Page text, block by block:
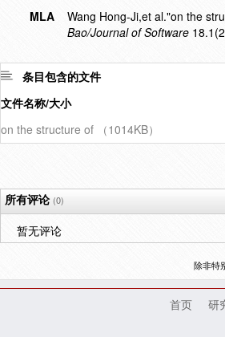
MLA
Wang Hong-Ji,et al."on the
Bao/Journal of Software
条目包含的文件
文件名称/大小
on the structure of （1014KB）
所有评论(0)
暂无评论
除非特
首页 研